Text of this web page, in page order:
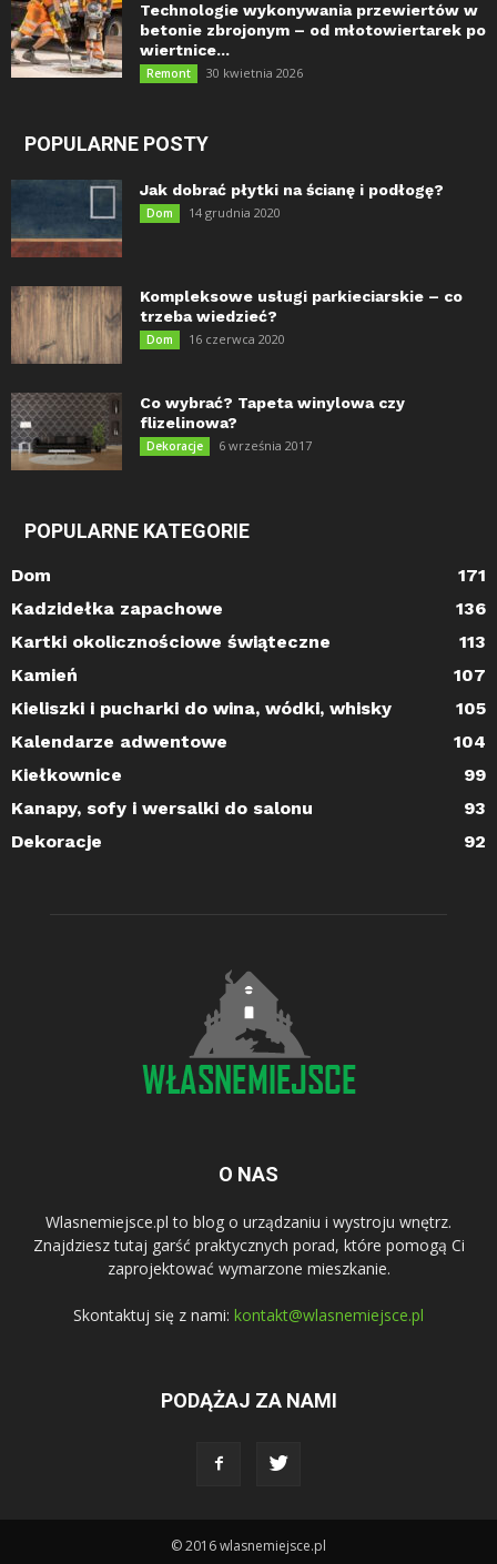
Technologie wykonywania przewiertów w
betonie zbrojonym – od młotowiertarek po
wiertnice...
Remont 30 kwietnia 2026
POPULARNE POSTY
Jak dobrać płytki na ścianę i podłogę?
Dom 14 grudnia 2020
Kompleksowe usługi parkieciarskie – co
trzeba wiedzieć?
Dom 16 czerwca 2020
Co wybrać? Tapeta winylowa czy
flizelinowa?
Dekoracje 6 września 2017
POPULARNE KATEGORIE
Dom
171
Kadzidełka zapachowe
136
Kartki okolicznościowe świąteczne
113
Kamień
107
Kieliszki i pucharki do wina, wódki, whisky
105
Kalendarze adwentowe
104
Kiełkownice
99
Kanapy, sofy i wersalki do salonu
93
Dekoracje
92
O NAS
Wlasnemiejsce.pl to blog o urządzaniu i wystroju wnętrz.
Znajdziesz tutaj garść praktycznych porad, które pomogą Ci
zaprojektować wymarzone mieszkanie.
Skontaktuj się z nami: kontakt@wlasnemiejsce.pl
PODĄŻAJ ZA NAMI
© 2016 wlasnemiejsce.pl